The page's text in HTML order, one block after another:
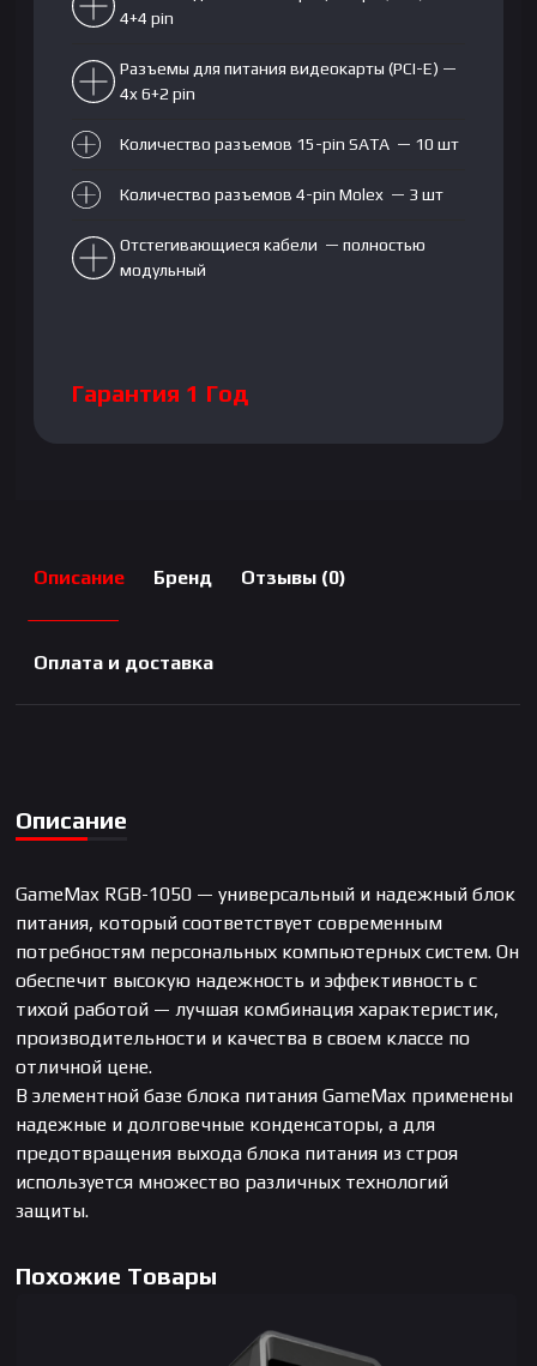
4+4 pin
Разъемы для питания видеокарты (PCI-E) —
4x 6+2 pin
Количество разъемов 15-pin SATA — 10 шт
Количество разъемов 4-pin Molex — 3 шт
Отстегивающиеся кабели — полностью
модульный
Гарантия 1 Год
Описание Бренд Отзывы (0)
Оплата и доставка
Описание
GameMax RGB-1050 — универсальный и надежный блок
питания, который соответствует современным
потребностям персональных компьютерных систем. Он
обеспечит высокую надежность и эффективность с
тихой работой — лучшая комбинация характеристик,
производительности и качества в своем классе по
отличной цене.
В элементной базе блока питания GameMax применены
надежные и долговечные конденсаторы, а для
предотвращения выхода блока питания из строя
используется множество различных технологий
защиты.
Похожие Товары